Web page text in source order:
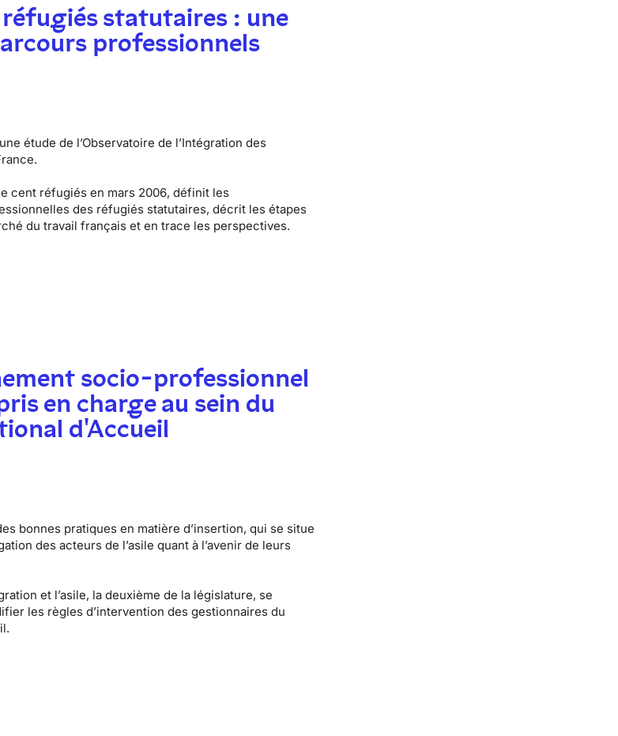
statutaires : une
professionnels
étude de l’Observatoire de l’Intégration des
cent réfugiés en mars 2006, définit les
des réfugiés statutaires, décrit les étapes
du travail français et en trace les perspectives.
socio-professionnel
en charge au sein du
d'Accueil
bonnes pratiques en matière d’insertion, qui se situe
des acteurs de l’asile quant à l’avenir de leurs
et l’asile, la deuxième de la législature, se
les règles d’intervention des gestionnaires du